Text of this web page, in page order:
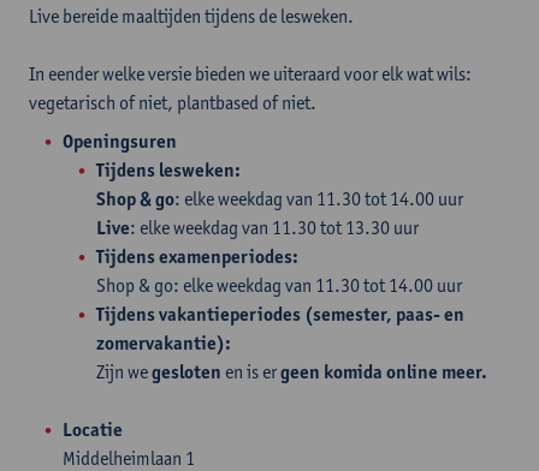
Live bereide maaltijden tijdens de lesweken.
In eender welke versie bieden we uiteraard voor elk wat wils:
vegetarisch of niet, plantbased of niet.
Openingsuren
Tijdens lesweken:
Shop & go: elke weekdag van 11.30 tot 14.00 uur
Live: elke weekdag van 11.30 tot 13.30 uur
Tijdens examenperiodes:
Shop & go: elke weekdag van 11.30 tot 14.00 uur
Tijdens vakantieperiodes (semester, paas- en
zomervakantie):
Zijn wegesloten en is ergeen komida online meer.
Locatie
Middelheimlaan 1